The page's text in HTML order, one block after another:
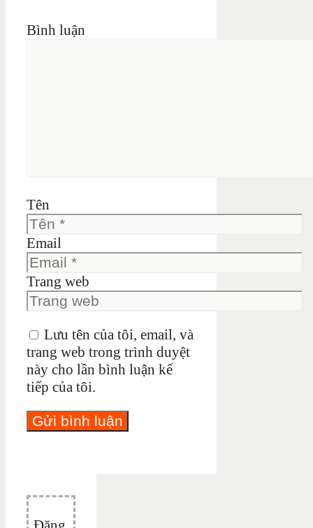
Bình luận
Tên
Email
Trang web
Lưu tên của tôi, email, và
trang web trong trình duyệt
này cho lần bình luận kế
tiếp của tôi.